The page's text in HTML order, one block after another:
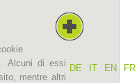
DE
IT EN FR
Alcuni di essi
mentre altri